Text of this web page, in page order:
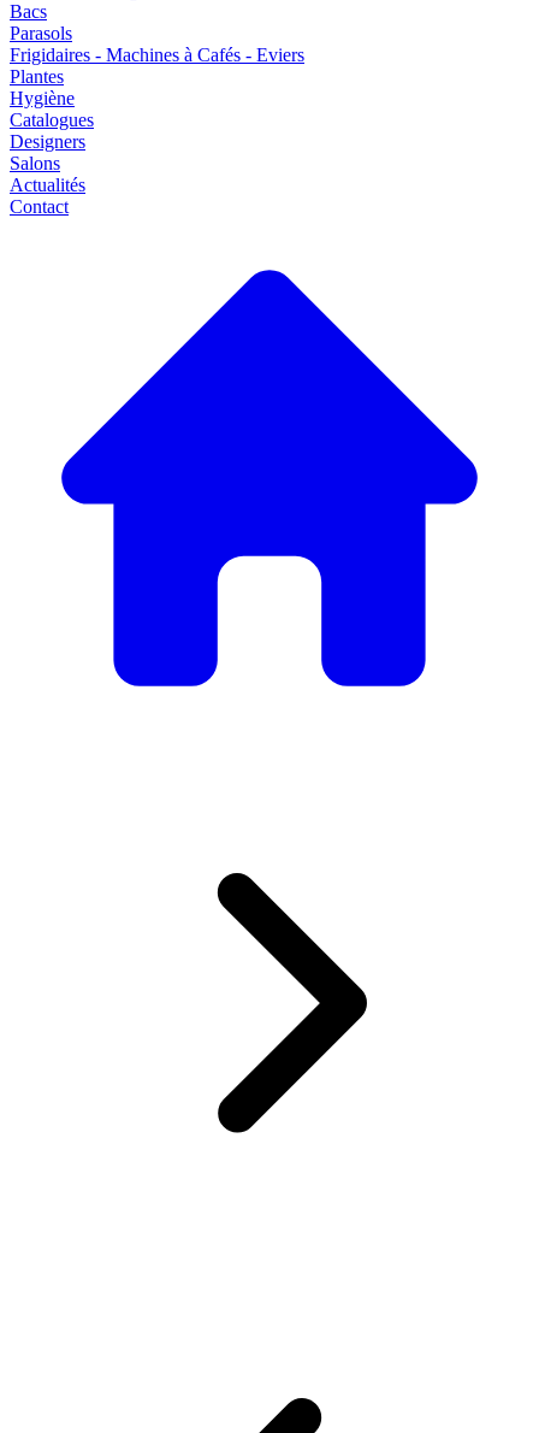
Bacs
Parasols
Frigidaires - Machines à Cafés - Eviers
Plantes
Hygiène
Catalogues
Designers
Salons
Actualités
Contact